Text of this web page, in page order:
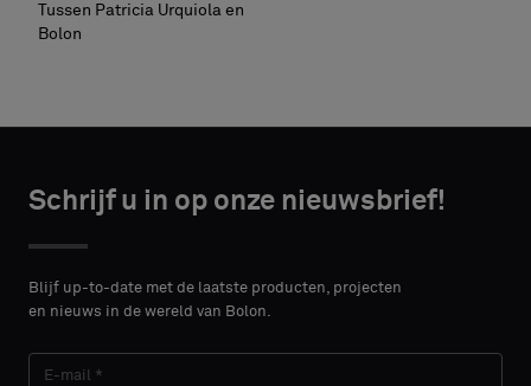
Tussen Patricia Urquiola en
Bolon
Schrijf u in op onze nieuwsbrief!
Blijf up-to-date met de laatste producten, projecten
en nieuws in de wereld van Bolon.